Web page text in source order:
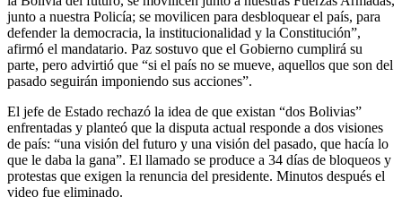
junto a nuestra Policía; se movilicen para desbloquear el país, para
defender la democracia, la institucionalidad y la Constitución”,
afirmó el mandatario. Paz sostuvo que el Gobierno cumplirá su
parte, pero advirtió que “si el país no se mueve, aquellos que son del
pasado seguirán imponiendo sus acciones”.
El jefe de Estado rechazó la idea de que existan “dos Bolivias”
enfrentadas y planteó que la disputa actual responde a dos visiones
de país: “una visión del futuro y una visión del pasado, que hacía lo
que le daba la gana”. El llamado se produce a 34 días de bloqueos y
protestas que exigen la renuncia del presidente. Minutos después el
video fue eliminado.